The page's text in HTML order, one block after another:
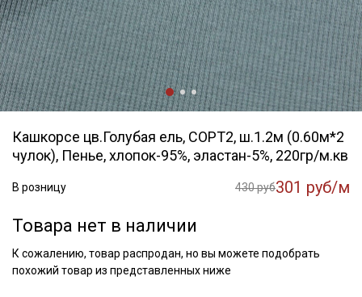
Кашкорсе цв.Голубая ель, СОРТ2, ш.1.2м (0.60м*2
чулок), Пенье, хлопок-95%, эластан-5%, 220гр/м.кв
В розницу 430 руб301 руб/м
Товара нет в наличии
К сожалению, товар распродан, но вы можете подобрать
похожий товар из представленных ниже